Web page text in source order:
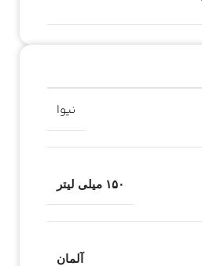
نیوا
۱۵۰ میلی لیتر
آلمان